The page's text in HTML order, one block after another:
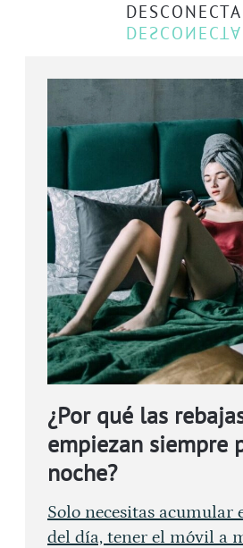
DESCONECTA
¿Por qué las
empiezan siempre
noche?
Solo necesitas acumular
del día, tener el móvil a